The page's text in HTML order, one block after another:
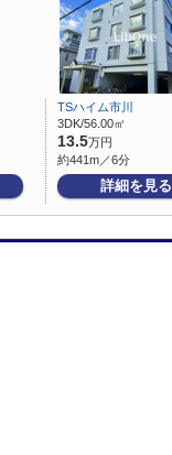
TSハイム市川
3DK/56.00㎡
13.5万円
約441m／6分
詳細を見る